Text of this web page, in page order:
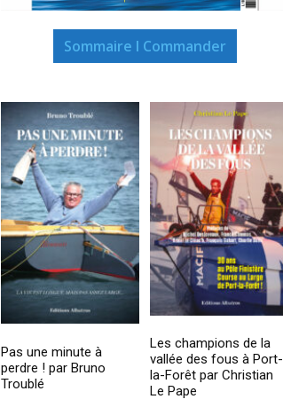
Sommaire I Commander
Pas une minute à
perdre ! par Bruno
Troublé
Les champions de la
vallée des fous à Port-
la-Forêt par Christian
Le Pape